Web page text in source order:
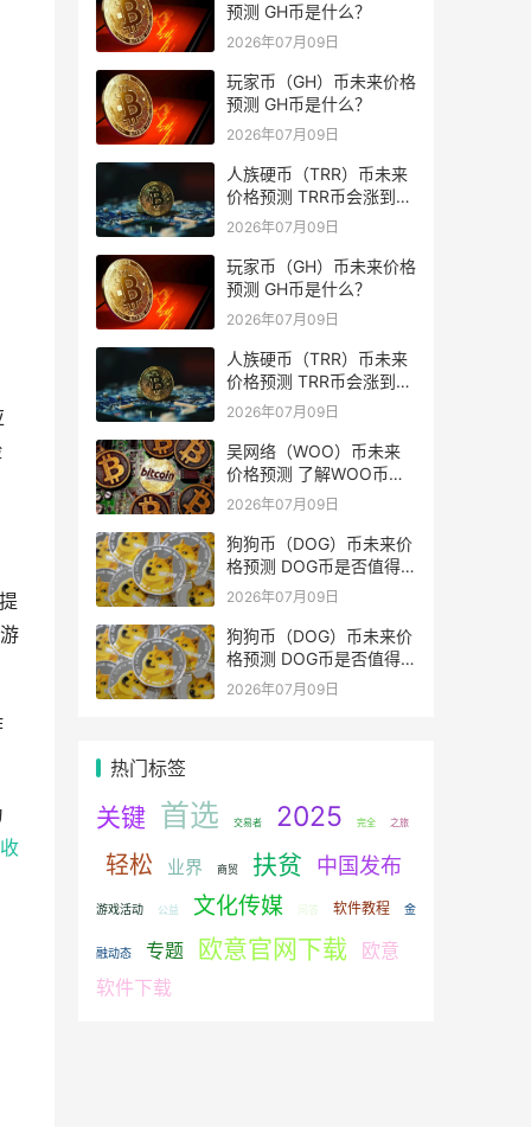
收
预测 GH币是什么？
2026年07月09日
玩家币（GH）币未来价格
预测 GH币是什么？
2026年07月09日
人族硬币（TRR）币未来
价格预测 TRR币会涨到多
少？
2026年07月09日
玩家币（GH）币未来价格
预测 GH币是什么？
2026年07月09日
人族硬币（TRR）币未来
价格预测 TRR币会涨到多
少？
2026年07月09日
吴网络（WOO）币未来
价格预测 了解WOO币的
潜力与前景如何？
2026年07月09日
狗狗币（DOG）币未来价
格预测 DOG币是否值得
投资？
2026年07月09日
狗狗币（DOG）币未来价
格预测 DOG币是否值得
投资？
2026年07月09日
热门标签
关键 首选 交易者 2025 完全 之旅
轻松 业界 商贸 扶贫 中国发布
游戏活动 公益 文化传媒 问答 软件教程 金
融动态 专题 欧意官网下载
欧意
软件下载